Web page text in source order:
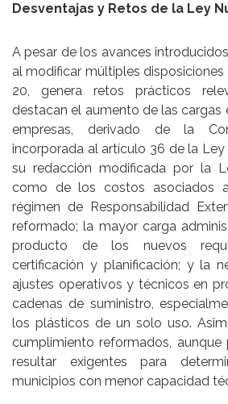
Desventajas y Retos de la Ley
A pesar de los avances
al modificar múltiples
20, genera retos prácticos
destacan el aumento de las cargas
empresas, derivado de la
incorporada al artículo 36 de la Ley
su redacción modificada por la
como de los costos asociados
régimen de Responsabilidad
reformado; la mayor carga
producto de los nuevos
certificación y planificación; y la
ajustes operativos y técnicos en
cadenas de suministro,
los plásticos de un solo uso.
cumplimiento reformados, aunque
resultar exigentes para
municipios con menor capacidad